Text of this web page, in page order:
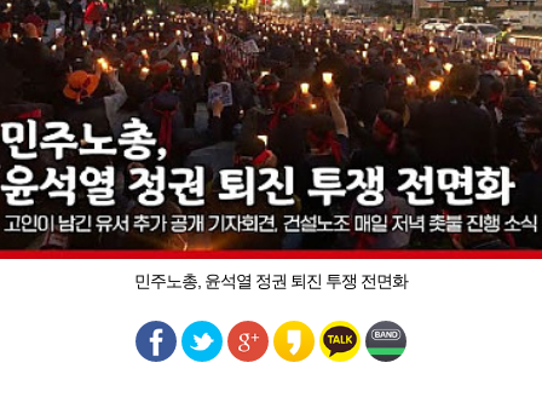
민주노총, 윤석열 정권 퇴진 투쟁 전면화